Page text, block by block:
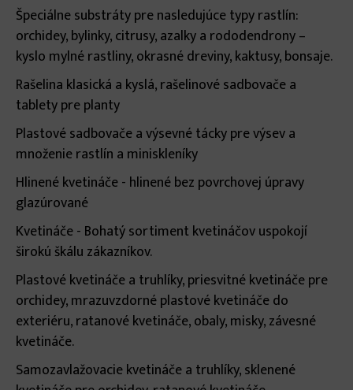
Špeciálne substráty pre nasledujúce typy rastlín:
orchidey, bylinky, citrusy, azalky a rododendrony –
kyslo mylné rastliny, okrasné dreviny, kaktusy, bonsaje.
Rašelina klasická a kyslá, rašelinové sadbovače a
tablety pre planty
Plastové sadbovače a výsevné tácky pre výsev a
množenie rastlín a miniskleníky
Hlinené kvetináče - hlinené bez povrchovej úpravy
glazúrované
Kvetináče - Bohatý sortiment kvetináčov uspokojí
širokú škálu zákazníkov.
Plastové kvetináče a truhlíky, priesvitné kvetináče pre
orchidey, mrazuvzdorné plastové kvetináče do
exteriéru, ratanové kvetináče, obaly, misky, závesné
kvetináče.
Samozavlažovacie kvetináče a truhlíky, sklenené